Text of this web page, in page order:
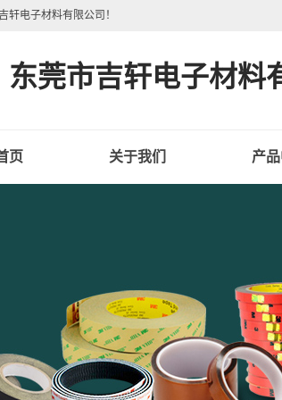
轩电子材料有限公司！
东莞市吉轩电子材料
页 关于我们 产